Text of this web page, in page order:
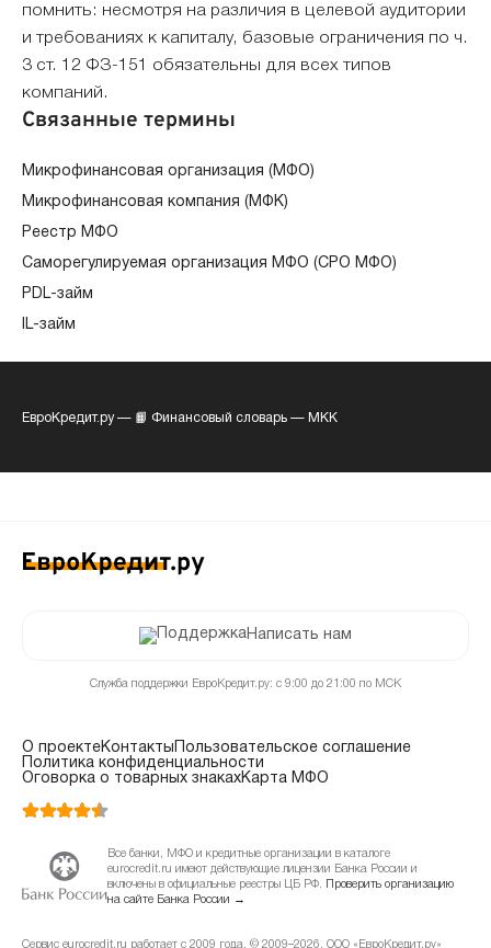
помнить: несмотря на различия в целевой аудитории
и требованиях к капиталу, базовые ограничения по ч.
3 ст. 12 ФЗ-151 обязательны для всех типов
компаний.
Связанные термины
Микрофинансовая организация (МФО)
Микрофинансовая компания (МФК)
Реестр МФО
Саморегулируемая организация МФО (СРО МФО)
PDL-займ
IL-займ
ЕвроКредит.ру— 📙 Финансовый словарь — МКК
Написать нам
Служба поддержки ЕвроКредит.ру: с 9:00 до 21:00 по МСК
О проектеКонтакты
Пользовательское соглашение
Политика конфиденциальности
Оговорка о товарных знакахКарта МФО
Все банки, МФО и кредитные организации в каталоге
eurocredit.ru имеют действующие лицензии Банка России и
включены в официальные реестры ЦБ РФ.
Проверить организацию
на сайте Банка России →
Сервис eurocredit.ru работает с 2009 года. © 2009–2026, ООО «ЕвроКредит.ру»